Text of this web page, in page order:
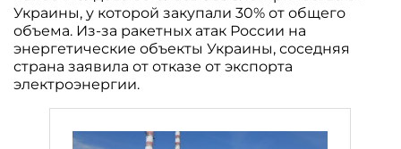
Украины, у которой закупали 30% от общего
объема. Из-за ракетных атак России на
энергетические объекты Украины, соседняя
страна заявила от отказе от экспорта
электроэнергии.